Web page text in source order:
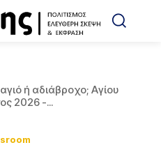
ή αδιάβροχο; Αγίου
2026 -...